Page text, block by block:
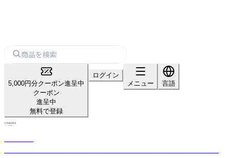
5,000円分クーポン進呈中
クーポン
進呈中
無料で登録
ログイン
メニュー
言語